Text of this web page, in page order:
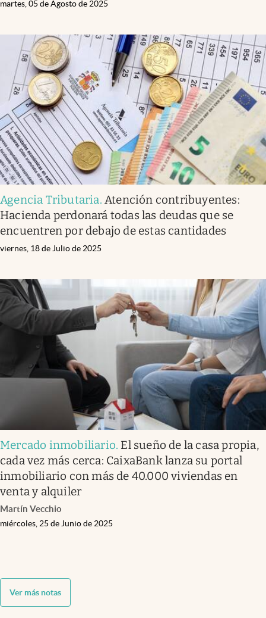
martes, 05 de Agosto de 2025
Agencia Tributaria.Atención contribuyentes:
Hacienda perdonará todas las deudas que se
encuentren por debajo de estas cantidades
viernes, 18 de Julio de 2025
Mercado inmobiliario. El sueño de la casa propia,
cada vez más cerca: CaixaBank lanza su portal
inmobiliario con más de 40.000 viviendas en
venta y alquiler
Martín Vecchio
miércoles, 25 de Junio de 2025
Ver más notas